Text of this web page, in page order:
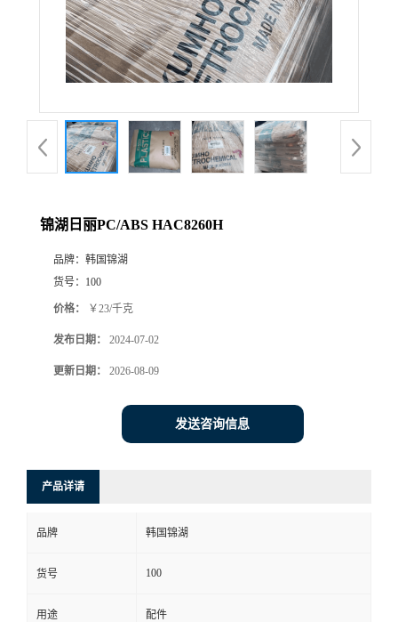
锦湖日丽PC/ABS HAC8260H
品牌： 韩国锦湖
货号： 100
价格： ￥23/千克
发布日期： 2024-07-02
更新日期： 2026-08-09
发送咨询信息
产品详请
品牌 韩国锦湖
货号 100
用途 配件